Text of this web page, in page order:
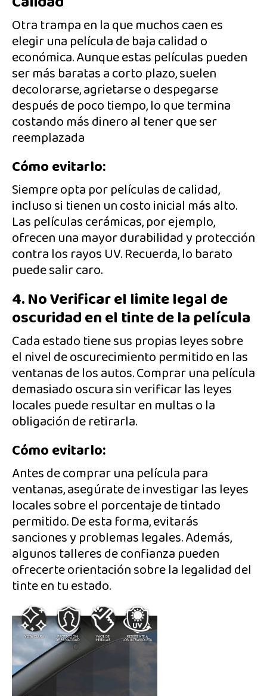
Otra trampa en la que muchos caen es
elegir una película de baja calidad o
económica. Aunque estas películas pueden
ser más baratas a corto plazo, suelen
decolorarse, agrietarse o despegarse
después de poco tiempo, lo que termina
costando más dinero al tener que ser
reemplazada
Cómo evitarlo:
Siempre opta por películas de calidad,
incluso si tienen un costo inicial más alto.
Las películas cerámicas, por ejemplo,
ofrecen una mayor durabilidad y protección
contra los rayos UV. Recuerda, lo barato
puede salir caro.
4. No Verificar el limite legal de
oscuridad en el tinte de la película
Cada estado tiene sus propias leyes sobre
el nivel de oscurecimiento permitido en las
ventanas de los autos. Comprar una película
demasiado oscura sin verificar las leyes
locales puede resultar en multas o la
obligación de retirarla.
Cómo evitarlo:
Antes de comprar una película para
ventanas, asegúrate de investigar las leyes
locales sobre el porcentaje de tintado
permitido. De esta forma, evitarás
sanciones y problemas legales. Además,
algunos talleres de confianza pueden
ofrecerte orientación sobre la legalidad del
tinte en tu estado.